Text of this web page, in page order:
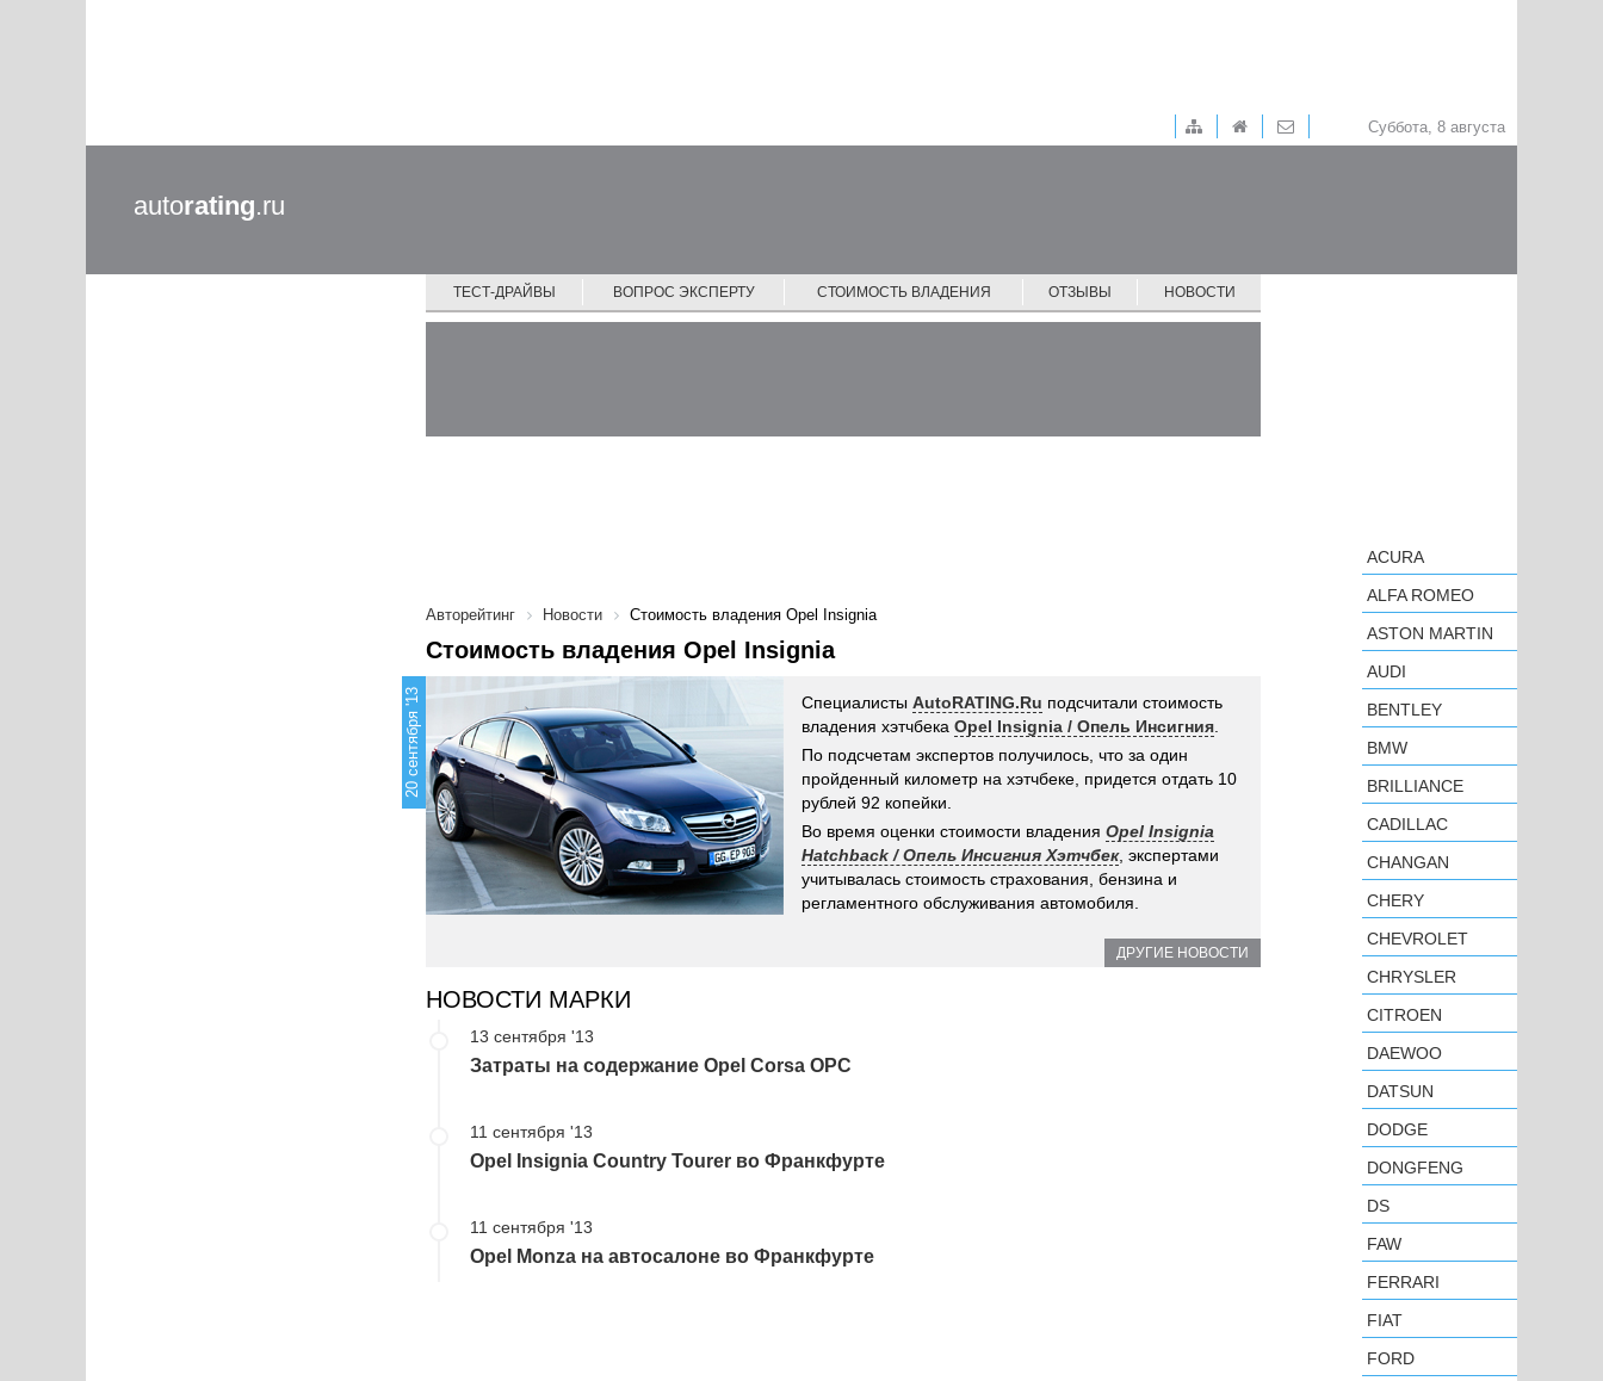
Суббота, 8 августа
autorating.ru
ТЕСТ-ДРАЙВЫ ВОПРОС ЭКСПЕРТУ СТОИМОСТЬ ВЛАДЕНИЯ ОТЗЫВЫ НОВОСТИ
Авторейтинг Новости Стоимость владения Opel Insignia
Стоимость владения Opel Insignia
20 сентября '13 Специалисты AutoRATING.Ru подсчитали стоимость
владения хэтчбека Opel Insignia / Опель Инсигния
По подсчетам экспертов получилось, что за один
пройденный километр на хэтчбеке, придется отдать 10
рублей 92 копейки.
Во время оценки стоимости владения Opel Insignia
Hatchback / Опель Инсигния Хэтчбек, экспертами
учитывалась стоимость страхования, бензина и
регламентного обслуживания автомобиля.
ДРУГИЕ НОВОСТИ
НОВОСТИ МАРКИ
13 сентября '13
Затраты на содержание Opel Corsa OPC
11 сентября '13
Opel Insignia Country Tourer во Франкфурте
11 сентября '13
Opel Monza на автосалоне во Франкфурте
ACURA
ALFA ROMEO
ASTON MARTIN
AUDI
BENTLEY
BMW
BRILLIANCE
CADILLAC
CHANGAN
CHERY
CHEVROLET
CHRYSLER
CITROEN
DAEWOO
DATSUN
DODGE
DONGFENG
DS
FAW
FERRARI
FIAT
FORD